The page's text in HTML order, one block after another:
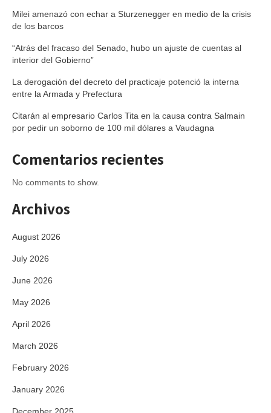
Milei amenazó con echar a Sturzenegger en medio de la crisis
de los barcos
“Atrás del fracaso del Senado, hubo un ajuste de cuentas al
interior del Gobierno”
La derogación del decreto del practicaje potenció la interna
entre la Armada y Prefectura
Citarán al empresario Carlos Tita en la causa contra Salmain
por pedir un soborno de 100 mil dólares a Vaudagna
Comentarios recientes
No comments to show.
Archivos
August 2026
July 2026
June 2026
May 2026
April 2026
March 2026
February 2026
January 2026
December 2025